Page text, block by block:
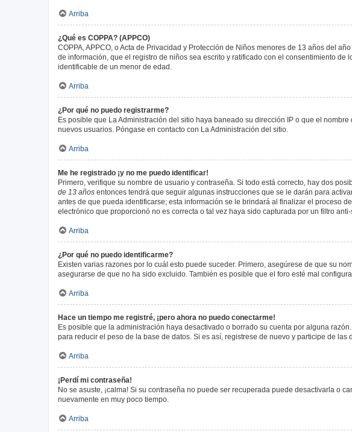
Arriba
¿Qué es COPPA? (APPCO)
COPPA, APPCO, o Acta de Privacidad y Protección de Niños menores de 13 años del
de información, que el registro de niños sea escrito y ratificado con el consentimiento
identificable de un menor de edad.
Arriba
¿Por qué no puedo registrarme?
Es posible que La Administración del sitio haya baneado su dirección IP o que el
nuevos usuarios. Póngase en contacto con La Administración del sitio.
Arriba
Me he registrado ¡y no me puedo identificar!
Primero, verifique su nombre de usuario y contraseña. Si todo está correcto, hay dos
de 13 años entonces tendrá que seguir algunas instrucciones que se le darán para
antes de que pueda identificarse; esta información se le brindará al finalizar el proceso
electrónico que proporcionó no es correcta o tal vez haya sido capturada por un filtro
Arriba
¿Por qué no puedo identificarme?
Existen varias razones por lo cuál esto puede suceder. Primero, asegúrese de que su
asegurarse de que no ha sido excluido. También es posible que el foro esté mal
Arriba
Hace un tiempo me registré, ¡pero ahora no puedo conectarme!
Es posible que la administración haya desactivado o borrado su cuenta por alguna
para reducir el peso de la base de datos. Si es así, registrese de nuevo y participe de las
Arriba
¡Perdí mi contraseña!
No se asuste, ¡calma! Si su contraseña no puede ser recuperada puede desactivarla o
nuevamente en muy poco tiempo.
Arriba